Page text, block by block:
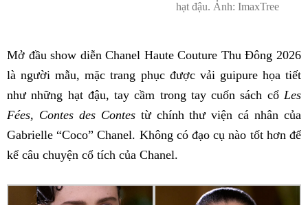
hạt đậu. Ảnh: ImaxTree
Mở đầu show diễn Chanel Haute Couture Thu Đông 2026
là người mẫu, mặc trang phục được vải guipure họa tiết
như những hạt đậu, tay cầm trong tay cuốn sách cổ Les
Fées, Contes des Contes từ chính thư viện cá nhân của
Gabrielle “Coco” Chanel. Không có đạo cụ nào tốt hơn để
kể câu chuyện cổ tích của Chanel.